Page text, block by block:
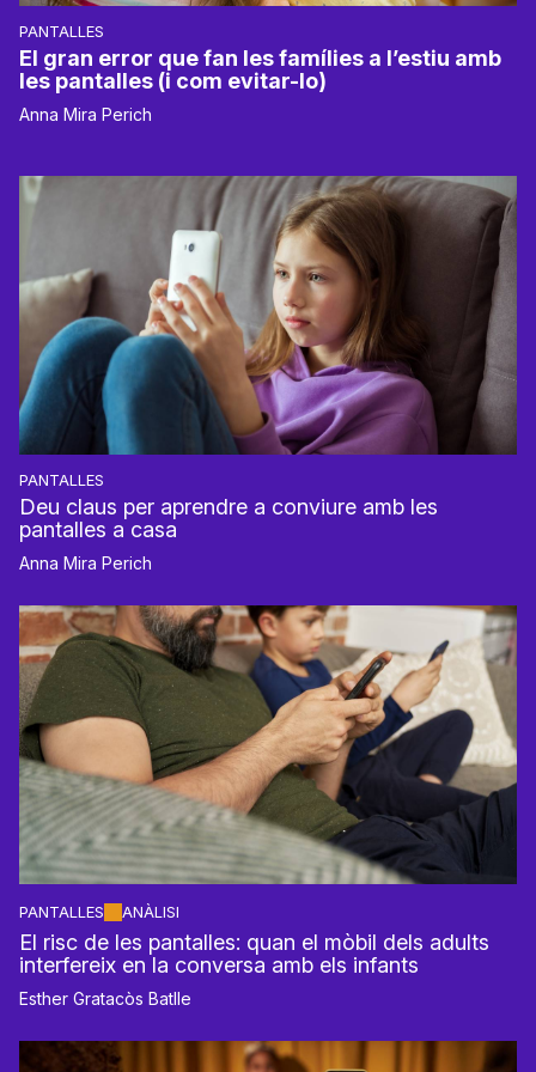
PANTALLES
El gran error que fan les famílies a l’estiu amb
les pantalles (i com evitar-lo)
Anna Mira Perich
PANTALLES
Deu claus per aprendre a conviure amb les
pantalles a casa
Anna Mira Perich
PANTALLES ANÀLISI
El risc de les pantalles: quan el mòbil dels adults
interfereix en la conversa amb els infants
Esther Gratacòs Batlle